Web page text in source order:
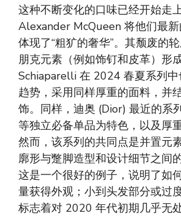
这种不断变化的口味已经开始走上
Alexander McQueen 将他们最
体现了“粗犷的奢华”。其颓废的
朋克元素（例如饰钉和皮革）形
Schiaparelli 在 2024 春夏系列
趋势，采用同样厚重的面料，并
饰。同样，迪奥 (Dior) 最近的系
等独立必备单品为特色，以及厚
然而，该系列的共同点是并置元
廓形与蹩脚造型和设计细节之间
这是一个很好的例子，说明了如
量获得外观；小到头发部分或过
标志着对 2020 年代初期几乎无